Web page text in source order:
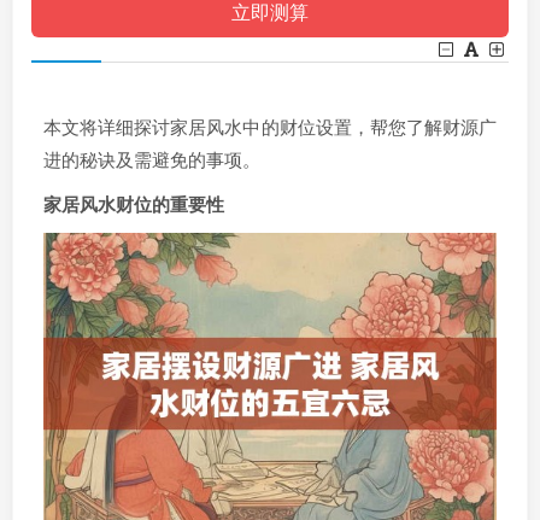
本文将详细探讨家居风水中的财位设置，帮您了解财源广
进的秘诀及需避免的事项。
家居风水财位的重要性